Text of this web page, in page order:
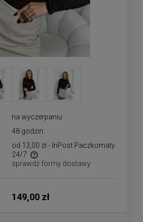
na wyczerpaniu
48 godzin
od 13,00 zł - InPost Paczkomaty
24/7
ewentualnych kosztów płatności
sprawdź formy dostawy
149,00 zł